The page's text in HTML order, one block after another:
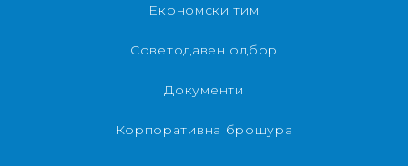
Економски тим
Советодавен одбор
Документи
Корпоративна брошура